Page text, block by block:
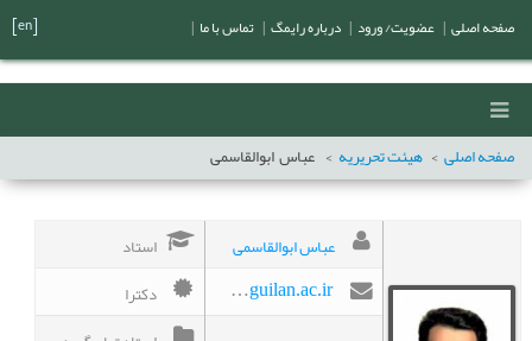
صفحه اصلی هیئت تحریریه عباسابوالقاسمی
عباس ابوالقاسمی استاد
Abolghasemi1344@guilan.ac.ir
دکترا
صفحه اصلی عضویت/ ورود درباره رایمگ تماس با ما